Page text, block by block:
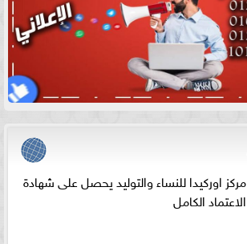
مركز اوركيدا للنساء والتوليد يحصل على شهادة
الاعتماد الكامل